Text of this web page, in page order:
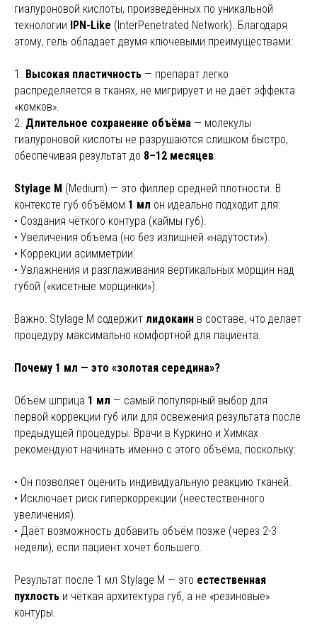
гиалуроновой кислоты, произведённых по уникальной
технологии IPN-Like (InterPenetrated Network). Благодаря
этому, гель обладает двумя ключевыми преимуществами:
1. Высокая пластичность — препарат легко
распределяется в тканях, не мигрирует и не даёт эффекта
«комков».
2. Длительное сохранение объёма — молекулы
гиалуроновой кислоты не разрушаются слишком быстро,
обеспечивая результат до 8–12 месяцев.
Stylage M (Medium) — это филлер средней плотности. В
контексте губ объёмом 1 мл он идеально подходит для:
• Создания чёткого контура (каймы губ).
• Увеличения объёма (но без излишней «надутости»).
• Коррекции асимметрии.
• Увлажнения и разглаживания вертикальных морщин над
губой («кисетные морщинки»).
Важно: Stylage M содержит лидокаин в составе, что делает
процедуру максимально комфортной для пациента.
Почему 1 мл — это «золотая середина»?
Объём шприца 1 мл — самый популярный выбор для
первой коррекции губ или для освежения результата после
предыдущей процедуры. Врачи в Куркино и Химках
рекомендуют начинать именно с этого объёма, поскольку:
• Он позволяет оценить индивидуальную реакцию тканей.
• Исключает риск гиперкоррекции (неестественного
увеличения).
• Даёт возможность добавить объём позже (через 2-3
недели), если пациент хочет большего.
Результат после 1 мл Stylage M — это естественная
пухлость и чёткая архитектура губ, а не «резиновые»
контуры.